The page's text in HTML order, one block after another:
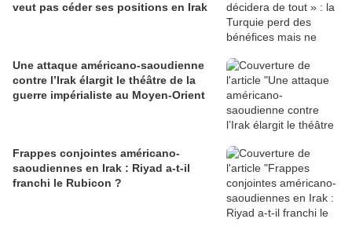
veut pas céder ses positions en Irak
Une attaque américano-saoudienne
contre l’Irak élargit le théâtre de la
guerre impérialiste au Moyen-Orient
Frappes conjointes américano-
saoudiennes en Irak : Riyad a-t-il
franchi le Rubicon ?